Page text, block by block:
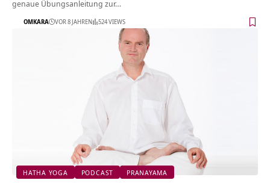
genaue Übungsanleitung zur…
OMKARA VOR 8 JAHREN 524 VIEWS
HATHA YOGA PODCAST PRANAYAMA